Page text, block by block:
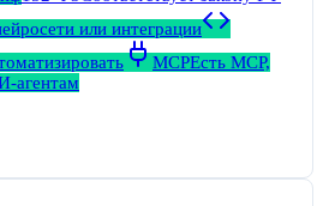
или интеграции
MCPЕсть MCP,
агентам